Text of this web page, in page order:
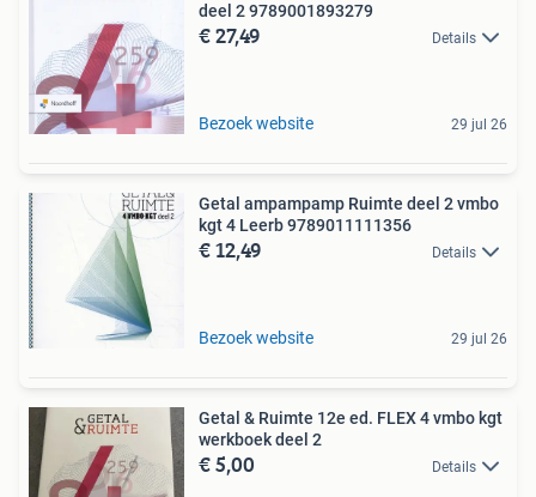
deel 2 9789001893279
€ 27,49 Details
Bezoek website 29 jul 26
Getal ampampamp Ruimte deel 2 vmbo
kgt 4 Leerb 9789011111356
€ 12,49 Details
Bezoek website 29 jul 26
Getal & Ruimte 12e ed. FLEX 4 vmbo kgt
werkboek deel 2
€ 5,00 Details